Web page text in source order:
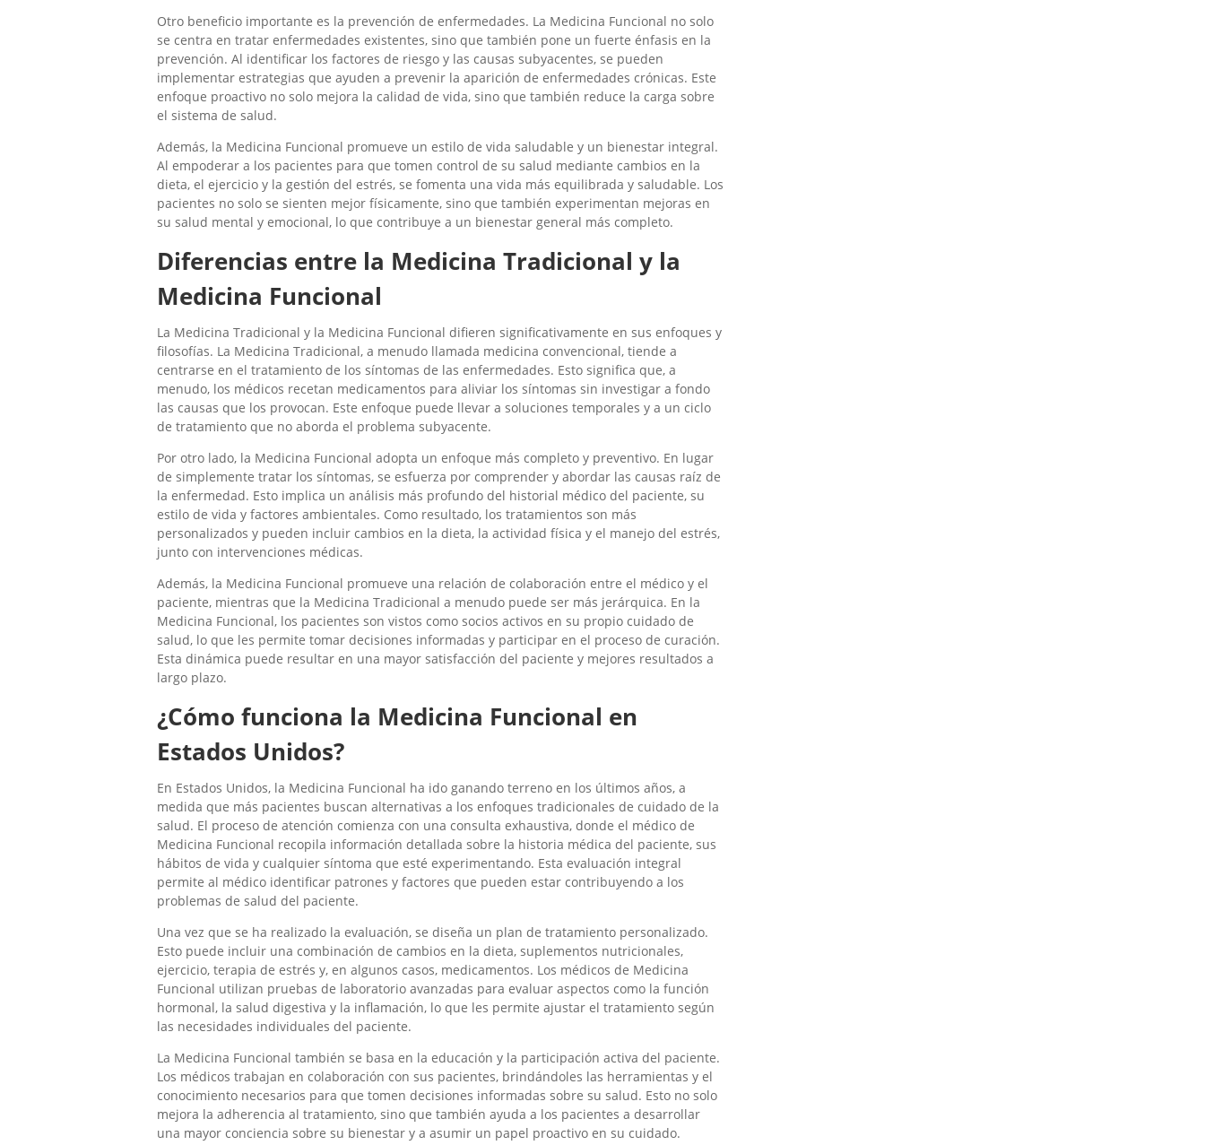
Otro beneficio importante es la prevención de enfermedades. La Medicina Funcional no solo
se centra en tratar enfermedades existentes, sino que también pone un fuerte énfasis en la
prevención. Al identificar los factores de riesgo y las causas subyacentes, se pueden
implementar estrategias que ayuden a prevenir la aparición de enfermedades crónicas. Este
enfoque proactivo no solo mejora la calidad de vida, sino que también reduce la carga sobre
el sistema de salud.
Además, la Medicina Funcional promueve un estilo de vida saludable y un bienestar integral.
Al empoderar a los pacientes para que tomen control de su salud mediante cambios en la
dieta, el ejercicio y la gestión del estrés, se fomenta una vida más equilibrada y saludable. Los
pacientes no solo se sienten mejor físicamente, sino que también experimentan mejoras en
su salud mental y emocional, lo que contribuye a un bienestar general más completo.
Diferencias entre la Medicina Tradicional y la
Medicina Funcional
La Medicina Tradicional y la Medicina Funcional difieren significativamente en sus enfoques y
filosofías. La Medicina Tradicional, a menudo llamada medicina convencional, tiende a
centrarse en el tratamiento de los síntomas de las enfermedades. Esto significa que, a
menudo, los médicos recetan medicamentos para aliviar los síntomas sin investigar a fondo
las causas que los provocan. Este enfoque puede llevar a soluciones temporales y a un ciclo
de tratamiento que no aborda el problema subyacente.
Por otro lado, la Medicina Funcional adopta un enfoque más completo y preventivo. En lugar
de simplemente tratar los síntomas, se esfuerza por comprender y abordar las causas raíz de
la enfermedad. Esto implica un análisis más profundo del historial médico del paciente, su
estilo de vida y factores ambientales. Como resultado, los tratamientos son más
personalizados y pueden incluir cambios en la dieta, la actividad física y el manejo del estrés,
junto con intervenciones médicas.
Además, la Medicina Funcional promueve una relación de colaboración entre el médico y el
paciente, mientras que la Medicina Tradicional a menudo puede ser más jerárquica. En la
Medicina Funcional, los pacientes son vistos como socios activos en su propio cuidado de
salud, lo que les permite tomar decisiones informadas y participar en el proceso de curación.
Esta dinámica puede resultar en una mayor satisfacción del paciente y mejores resultados a
largo plazo.
¿Cómo funciona la Medicina Funcional en
Estados Unidos?
En Estados Unidos, la Medicina Funcional ha ido ganando terreno en los últimos años, a
medida que más pacientes buscan alternativas a los enfoques tradicionales de cuidado de la
salud. El proceso de atención comienza con una consulta exhaustiva, donde el médico de
Medicina Funcional recopila información detallada sobre la historia médica del paciente, sus
hábitos de vida y cualquier síntoma que esté experimentando. Esta evaluación integral
permite al médico identificar patrones y factores que pueden estar contribuyendo a los
problemas de salud del paciente.
Una vez que se ha realizado la evaluación, se diseña un plan de tratamiento personalizado.
Esto puede incluir una combinación de cambios en la dieta, suplementos nutricionales,
ejercicio, terapia de estrés y, en algunos casos, medicamentos. Los médicos de Medicina
Funcional utilizan pruebas de laboratorio avanzadas para evaluar aspectos como la función
hormonal, la salud digestiva y la inflamación, lo que les permite ajustar el tratamiento según
las necesidades individuales del paciente.
La Medicina Funcional también se basa en la educación y la participación activa del paciente.
Los médicos trabajan en colaboración con sus pacientes, brindándoles las herramientas y el
conocimiento necesarios para que tomen decisiones informadas sobre su salud. Esto no solo
mejora la adherencia al tratamiento, sino que también ayuda a los pacientes a desarrollar
una mayor conciencia sobre su bienestar y a asumir un papel proactivo en su cuidado.